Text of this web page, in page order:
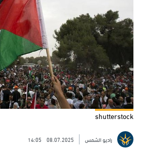
shutterstock
راديو الشمس 08.07.2025
14:05